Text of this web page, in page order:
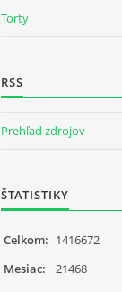
Torty
RSS
Prehľad zdrojov
ŠTATISTIKY
Celkom: 1416672
Mesiac:
21468